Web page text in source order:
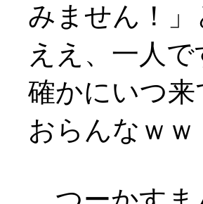
みません！
ええ、一人
確かにいつ
おらんなｗｗ